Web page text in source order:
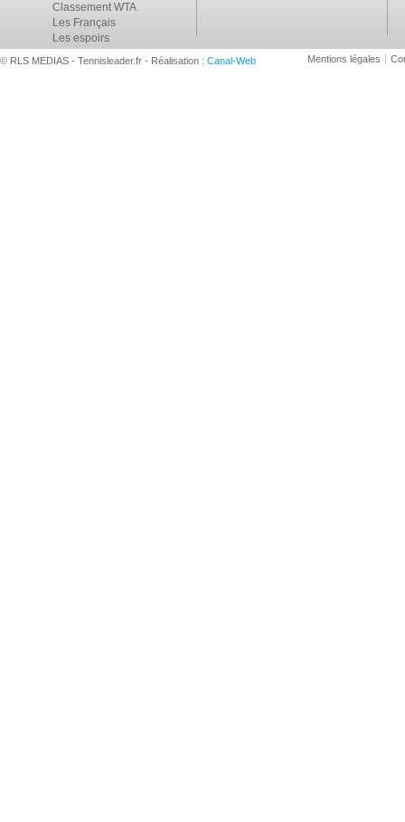
Classement WTA
Les Français
Les espoirs
© RLS MEDIAS - Tennisleader.fr - Réalisation : Canal-Web Mentions légales